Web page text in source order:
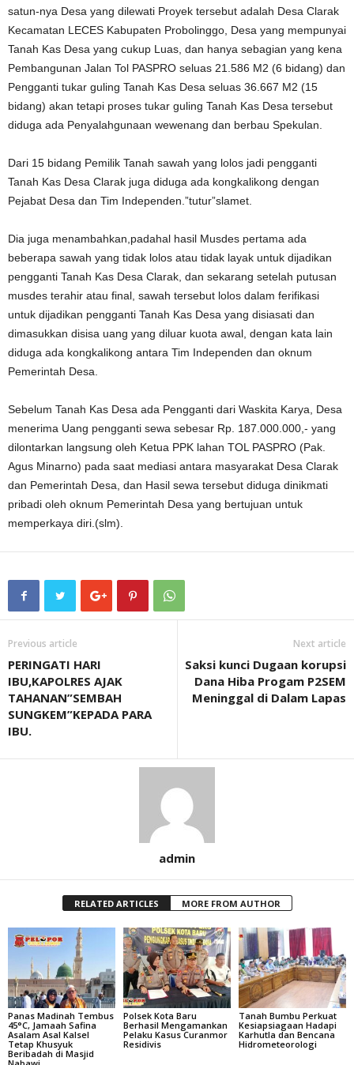
satun-nya Desa yang dilewati Proyek tersebut adalah Desa Clarak
Kecamatan LECES Kabupaten Probolinggo, Desa yang mempunyai
Tanah Kas Desa yang cukup Luas, dan hanya sebagian yang kena
Pembangunan Jalan Tol PASPRO seluas 21.586 M2 (6 bidang) dan
Pengganti tukar guling Tanah Kas Desa seluas 36.667 M2 (15
bidang) akan tetapi proses tukar guling Tanah Kas Desa tersebut
diduga ada Penyalahgunaan wewenang dan berbau Spekulan.
Dari 15 bidang Pemilik Tanah sawah yang lolos jadi pengganti
Tanah Kas Desa Clarak juga diduga ada kongkalikong dengan
Pejabat Desa dan Tim Independen.”tutur”slamet.
Dia juga menambahkan,padahal hasil Musdes pertama ada
beberapa sawah yang tidak lolos atau tidak layak untuk dijadikan
pengganti Tanah Kas Desa Clarak, dan sekarang setelah putusan
musdes terahir atau final, sawah tersebut lolos dalam ferifikasi
untuk dijadikan pengganti Tanah Kas Desa yang disiasati dan
dimasukkan disisa uang yang diluar kuota awal, dengan kata lain
diduga ada kongkalikong antara Tim Independen dan oknum
Pemerintah Desa.
Sebelum Tanah Kas Desa ada Pengganti dari Waskita Karya, Desa
menerima Uang pengganti sewa sebesar Rp. 187.000.000,- yang
dilontarkan langsung oleh Ketua PPK lahan TOL PASPRO (Pak.
Agus Minarno) pada saat mediasi antara masyarakat Desa Clarak
dan Pemerintah Desa, dan Hasil sewa tersebut diduga dinikmati
pribadi oleh oknum Pemerintah Desa yang bertujuan untuk
memperkaya diri.(slm).
Previous article
PERINGATI HARI
IBU,KAPOLRES AJAK
TAHANAN”SEMBAH
SUNGKEM”KEPADA PARA
IBU.
Next article
Saksi kunci Dugaan korupsi
Dana Hiba Progam P2SEM
Meninggal di Dalam Lapas
admin
RELATED ARTICLES MORE FROM AUTHOR
Panas Madinah Tembus
45°C, Jamaah Safina
Asalam Asal Kalsel
Tetap Khusyuk
Beribadah di Masjid
Polsek Kota Baru
Berhasil Mengamankan
Pelaku Kasus Curanmor
Residivis
Tanah Bumbu Perkuat
Kesiapsiagaan Hadapi
Karhutla dan Bencana
Hidrometeorologi